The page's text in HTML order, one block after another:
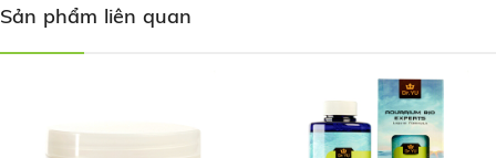
Sản phẩm liên quan